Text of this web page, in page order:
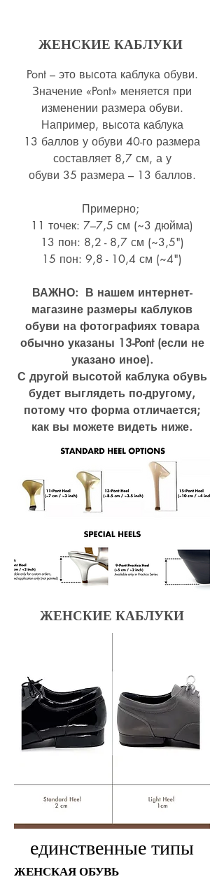
ЖЕНСКИЕ КАБЛУКИ
Pont – это высота каблука обуви.
Значение «Pont» меняется при
изменении размера обуви.
Например, высота каблука
13 баллов у обуви 40-го размера
составляет 8,7 см, а у
обуви 35 размера – 13 баллов.
Примерно;
11 точек: 7–7,5 см (~3 дюйма)
13 пон: 8,2 - 8,7 см (~3,5")
15 пон: 9,8 - 10,4 см (~4")
ВАЖНО: В нашем интернет-
магазине размеры каблуков
обуви на фотографиях товара
обычно указаны 13-Pont (если не
указано иное).
С другой высотой каблука обувь
будет выглядеть по-другому,
потому что форма отличается;
как вы можете видеть ниже.
ЖЕНСКИЕ КАБЛУКИ
единственные типы
ЖЕНСКАЯ ОБУВЬ